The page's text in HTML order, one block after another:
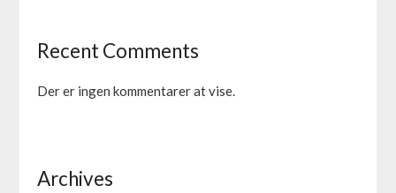
Recent Comments
Der er ingen kommentarer at vise.
Archives